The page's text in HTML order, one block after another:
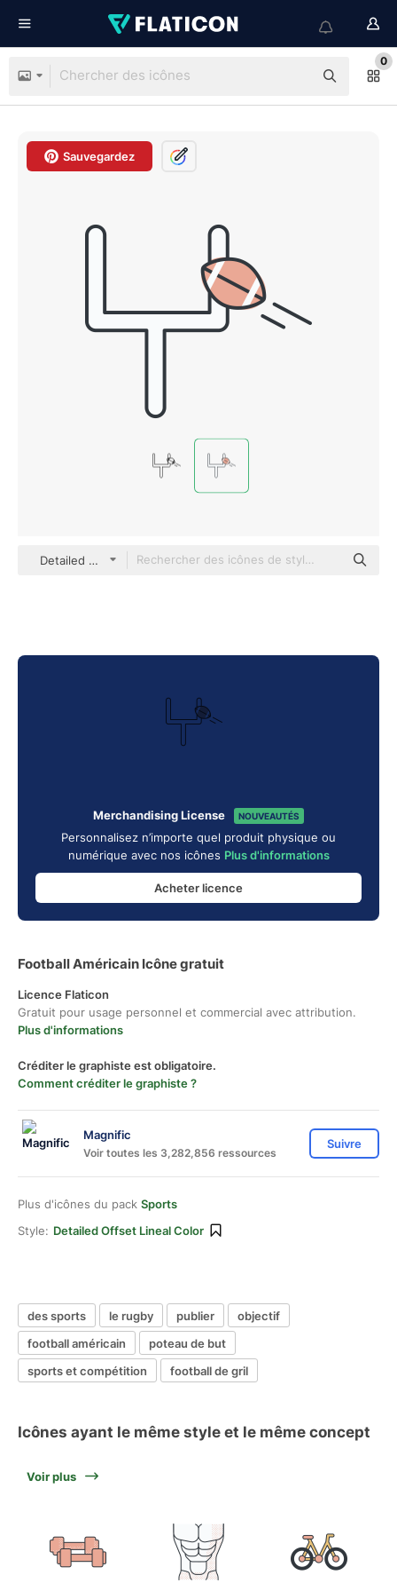
0
Sauvegardez
Detailed Offset Lineal color
Merchandising License NOUVEAUTÉS
Personnalisez n’importe quel produit physique ou
numérique avec nos icônes Plus d'informations
Acheter licence
Football Américain Icône gratuit
Licence Flaticon
Gratuit pour usage personnel et commercial avec attribution.
Plus d'informations
Créditer le graphiste est obligatoire.
Comment créditer le graphiste ?
Magnific
Voir toutes les 3,282,856 ressources
Suivre
Plus d'icônes du pack Sports
Style: Detailed Offset Lineal Color
des sports le rugby publier
objectif
football américain
poteau de but
sports et compétition
football de gril
Icônes ayant le même style et le même concept
Voir plus